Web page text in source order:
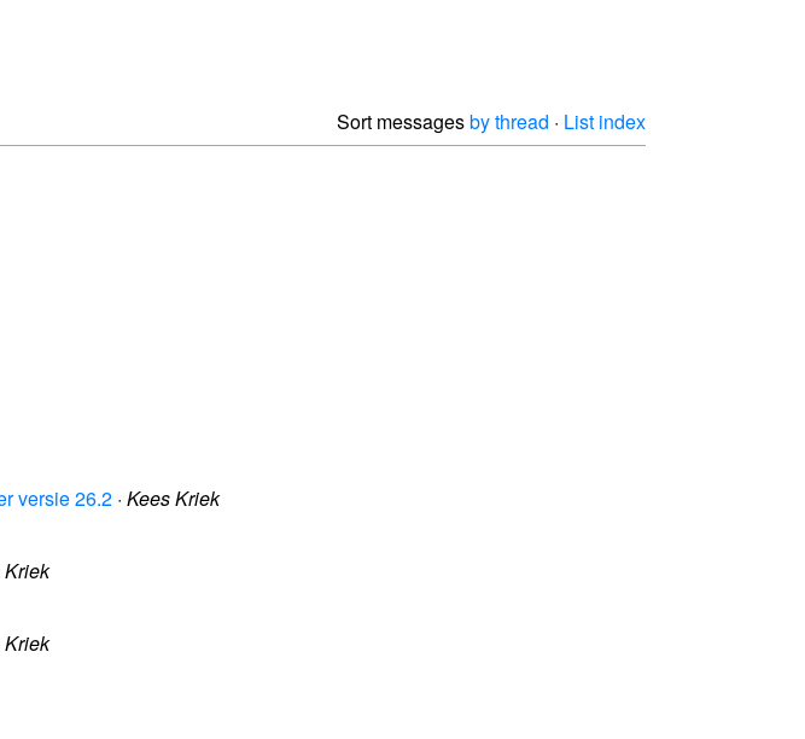
Sort messagesby thread · List index
versie 26.2 · Kees Kriek
Kriek
Kriek